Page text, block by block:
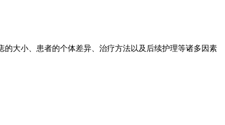
大小、患者的个体差异、治疗方法以及后续护理等诸多因素